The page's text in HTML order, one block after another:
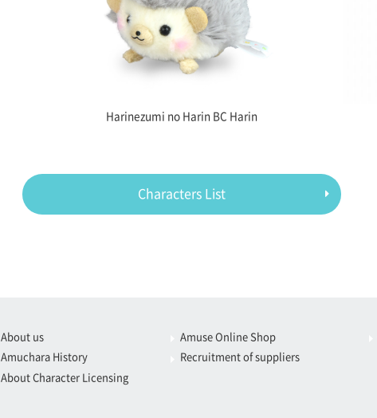
Harinezumi no Harin BC Harin
Characters List
About us
Amuchara History
About Character Licensing
Amuse Online Shop
Recruitment of suppliers